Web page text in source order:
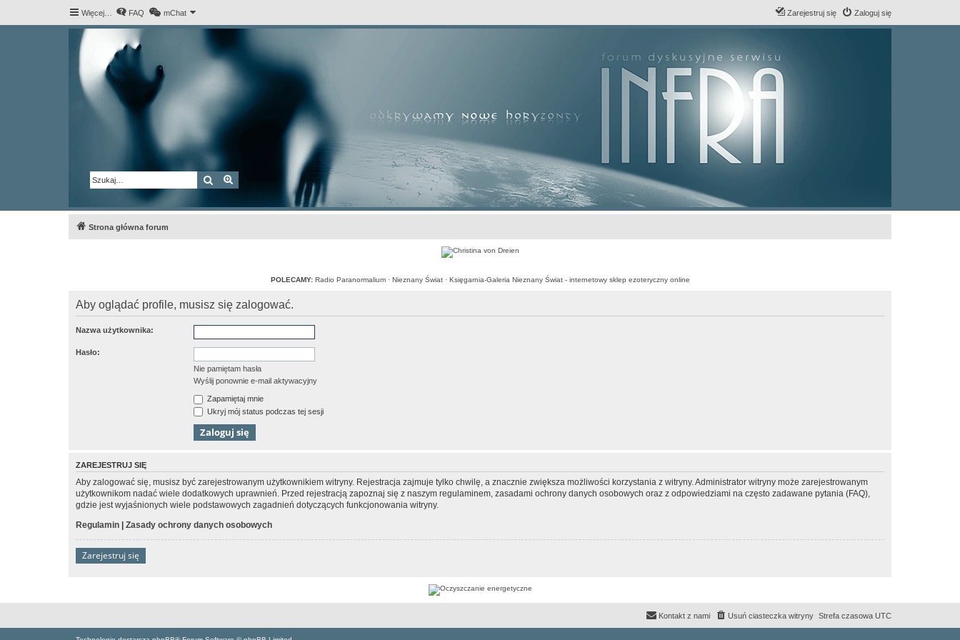
Więcej… FAQ mChat Zaloguj się
Zarejestruj się
Szukaj Wyszukiwanie zaawansowane
Strona główna forum
POLECAMY: Radio Paranormalium· Nieznany Świat· Księgarnia-Galeria Nieznany Świat - internetowy sklep ezoteryczny online
Aby oglądać profile, musisz się zalogować.
Nazwa użytkownika:
Hasło:
Nie pamiętam hasła
Wyślij ponownie e-mail aktywacyjny
Zapamiętaj mnie
Ukryj mój status podczas tej sesji
ZAREJESTRUJ SIĘ
Aby zalogować się, musisz być zarejestrowanym użytkownikiem witryny. Rejestracja zajmuje tylko chwilę, a znacznie zwiększa możliwości korzystania z witryny. Administrator witryny może zarejestrowanym
użytkownikom nadać wiele dodatkowych uprawnień. Przed rejestracją zapoznaj się z naszym regulaminem, zasadami ochrony danych osobowych oraz z odpowiedziami na często zadawane pytania (FAQ),
gdzie jest wyjaśnionych wiele podstawowych zagadnień dotyczących funkcjonowania witryny.
Regulamin | Zasady ochrony danych osobowych
Zarejestruj się
Strefa czasowa UTC
Usuń ciasteczka witryny
Kontakt z nami